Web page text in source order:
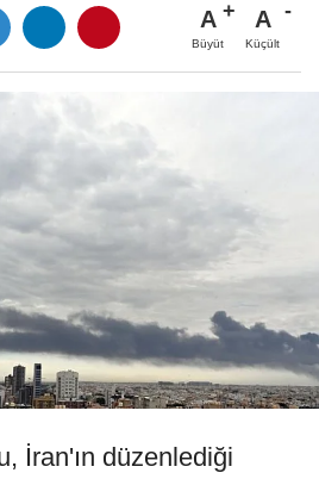
A
Büyüt
A
Küçült
İran'ın düzenlediği